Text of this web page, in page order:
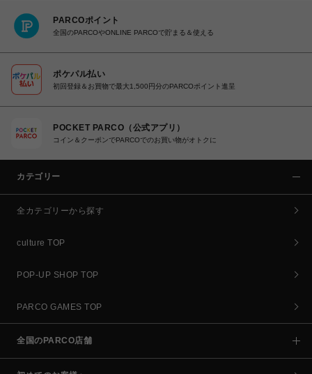
PARCOポイント
全国のPARCOやONLINE PARCOで貯まる＆使える
ポケパル払い
初回登録＆お買物で最大1,500円分のPARCOポイント進呈
POCKET PARCO（公式アプリ）
コイン＆クーポンでPARCOでのお買い物がオトクに
カテゴリー
全カテゴリーから探す
culture TOP
POP-UP SHOP TOP
PARCO GAMES TOP
全国のPARCO店舗